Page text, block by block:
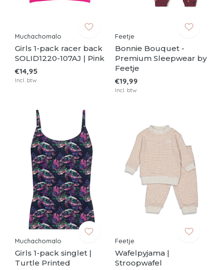
Muchachomalo
Girls 1-pack racer back
SOLID1220-107AJ | Pink
€14,95
Incl. btw
Feetje
Bonnie Bouquet -
Premium Sleepwear by
Feetje
€19,99
Incl. btw
Muchachomalo
Girls 1-pack singlet |
Turtle Printed
Feetje
Wafelpyjama |
Stroopwafel